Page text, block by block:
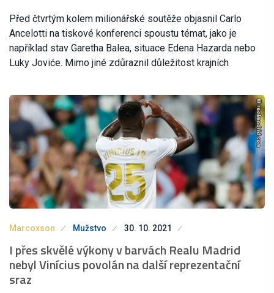
Před čtvrtým kolem milionářské soutěže objasnil Carlo
Ancelotti na tiskové konferenci spoustu témat, jako je
například stav Garetha Balea, situace Edena Hazarda nebo
Luky Joviće. Mimo jiné zdůraznil důležitost krajních
Marcoxson Mužstvo 30. 10. 2021
I přes skvělé výkony v barvách Realu Madrid
nebyl Vinícius povolán na další reprezentační
sraz